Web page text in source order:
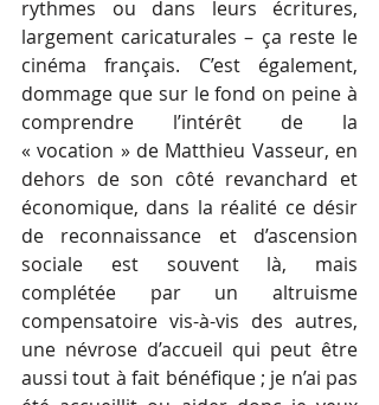
rythmes ou dans leurs écritures,
largement caricaturales – ça reste le
cinéma français. C’est également,
dommage que sur le fond on peine à
comprendre l’intérêt de la
« vocation » de Matthieu Vasseur, en
dehors de son côté revanchard et
économique, dans la réalité ce désir
de reconnaissance et d’ascension
sociale est souvent là, mais
complétée par un altruisme
compensatoire vis-à-vis des autres,
une névrose d’accueil qui peut être
aussi tout à fait bénéfique ; je n’ai pas